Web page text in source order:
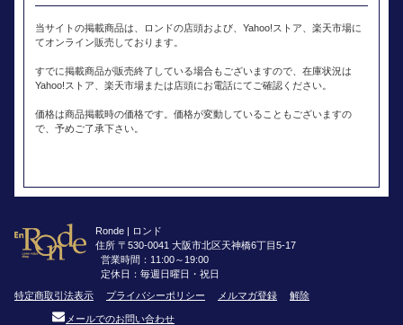
当サイトの掲載商品は、ロンドの店頭および、Yahoo!ストア、楽天市場に
てオンライン販売しております。
すでに掲載商品が販売終了している場合もございますので、在庫状況は
Yahoo!ストア、楽天市場または店頭にお電話にてご確認ください。
価格は商品掲載時の価格です。価格が変動していることもございますの
で、予めご了承下さい。
Ronde | ロンド
住所 〒530-0041 大阪市北区天神橋6丁目5-17
営業時間：11:00～19:00
定休日：毎週日曜日・祝日
特定商取引法表示
プライバシーポリシー メルマガ登録 解除
メールでのお問い合わせ